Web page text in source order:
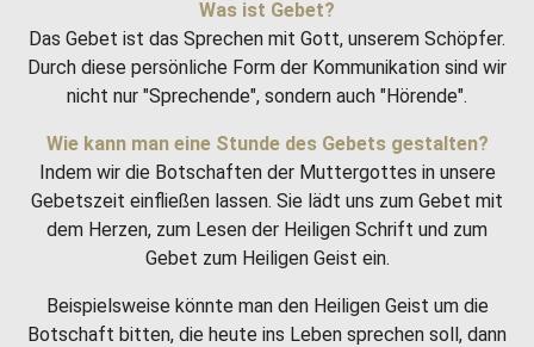
Was ist Gebet?
Das Gebet ist das Sprechen mit Gott, unserem Schöpfer.
Durch diese persönliche Form der Kommunikation sind wir
nicht nur "Sprechende", sondern auch "Hörende".
Wie kann man eine Stunde des Gebets gestalten?
Indem wir die Botschaften der Muttergottes in unsere
Gebetszeit einfließen lassen. Sie lädt uns zum Gebet mit
dem Herzen, zum Lesen der Heiligen Schrift und zum
Gebet zum Heiligen Geist ein.
Beispielsweise könnte man den Heiligen Geist um die
Botschaft bitten, die heute ins Leben sprechen soll, dann